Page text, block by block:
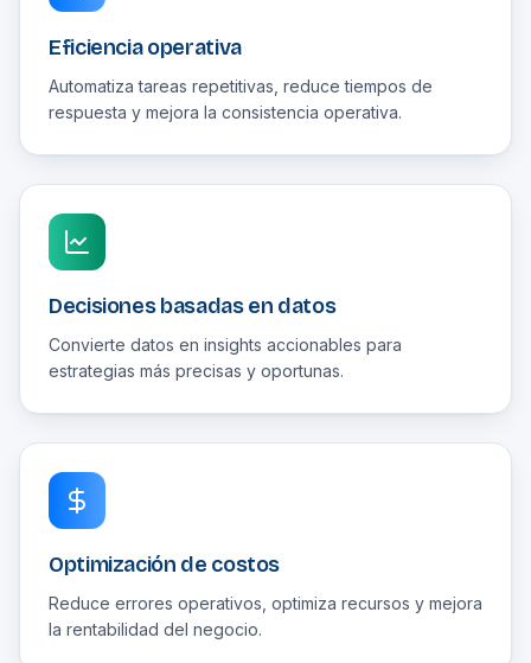
Eficiencia operativa
Automatiza tareas repetitivas, reduce tiempos de
respuesta y mejora la consistencia operativa.
Decisiones basadas en datos
Convierte datos en insights accionables para
estrategias más precisas y oportunas.
Optimización de costos
Reduce errores operativos, optimiza recursos y mejora
la rentabilidad del negocio.